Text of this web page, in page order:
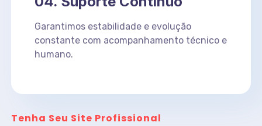
Garantimos estabilidade e evolução
constante com acompanhamento técnico e
humano.
Tenha Seu Site Profissional